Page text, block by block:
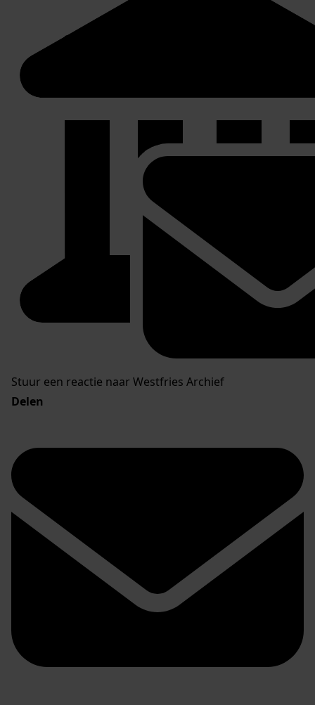
Stuur een reactie naar Westfries Archief
Delen